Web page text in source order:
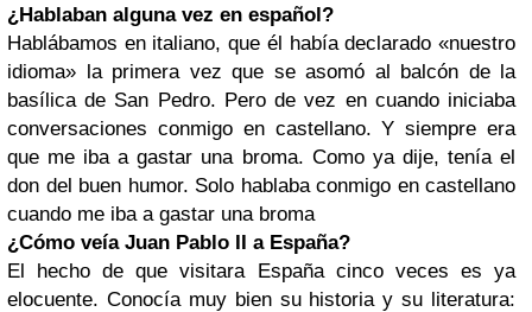
¿Hablaban alguna vez en español?
Hablábamos en italiano, que él había declarado «nuestro
idioma» la primera vez que se asomó al balcón de la
basílica de San Pedro. Pero de vez en cuando iniciaba
conversaciones conmigo en castellano. Y siempre era
que me iba a gastar una broma. Como ya dije, tenía el
don del buen humor. Solo hablaba conmigo en castellano
cuando me iba a gastar una broma
¿Cómo veía Juan Pablo II a España?
El hecho de que visitara España cinco veces es ya
elocuente. Conocía muy bien su historia y su literatura: